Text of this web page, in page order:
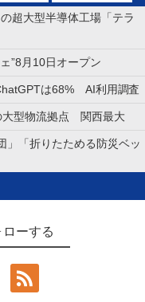
超大型半導体工場「テラ
”8月10日オープン
は68% AI利用調査
大型物流拠点 関西最大
」「折りたためる防災ベッ
ローする